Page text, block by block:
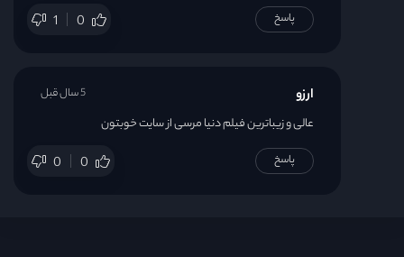
1 0 پاسخ
ارزو
عالی و زیباترین فیلم دنیا مرسی از سایت خوبتون
0 0
5 سال قبل
پاسخ